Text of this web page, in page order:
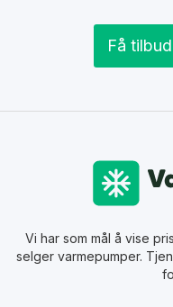
Få
Vi har som mål å vise
selger varmepumper.